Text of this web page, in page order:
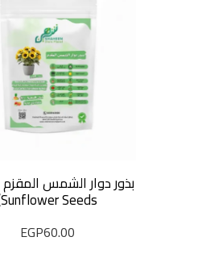
Sunflower Seeds)
EGP60.00